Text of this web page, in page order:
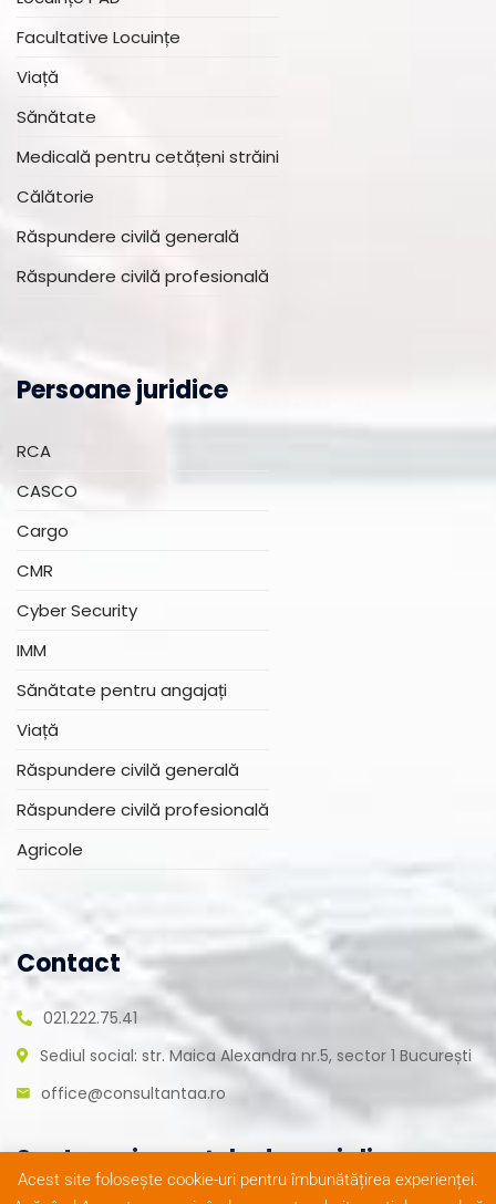
Facultative Locuințe
Viață
Sănătate
Medicală pentru cetățeni străini
Călătorie
Răspundere civilă generală
Răspundere civilă profesională
Persoane juridice
RCA
CASCO
Cargo
CMR
Cyber Security
IMM
Sănătate pentru angajați
Viață
Răspundere civilă generală
Răspundere civilă profesională
Agricole
Contact
021.222.75.41
Sediul social: str. Maica Alexandra nr.5, sector 1 București
office@consultantaa.ro
Suntem și pe rețele de socializare
Acest site folosește cookie-uri pentru îmbunătățirea experienței.